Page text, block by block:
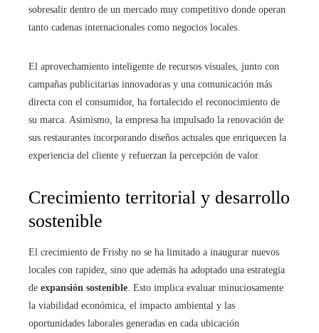
sobresalir dentro de un mercado muy competitivo donde operan
tanto cadenas internacionales como negocios locales.
El aprovechamiento inteligente de recursos visuales, junto con
campañas publicitarias innovadoras y una comunicación más
directa con el consumidor, ha fortalecido el reconocimiento de
su marca. Asimismo, la empresa ha impulsado la renovación de
sus restaurantes incorporando diseños actuales que enriquecen la
experiencia del cliente y refuerzan la percepción de valor.
Crecimiento territorial y desarrollo
sostenible
El crecimiento de Frisby no se ha limitado a inaugurar nuevos
locales con rapidez, sino que además ha adoptado una estrategia
de expansión sostenible. Esto implica evaluar minuciosamente
la viabilidad económica, el impacto ambiental y las
oportunidades laborales generadas en cada ubicación